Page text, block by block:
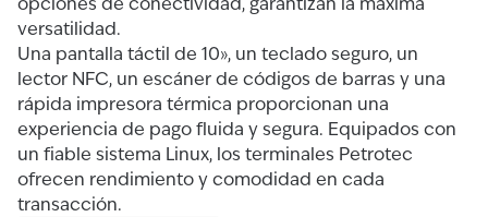
versatilidad.
Una pantalla táctil de 10», un teclado seguro, un
lector NFC, un escáner de códigos de barras y una
rápida impresora térmica proporcionan una
experiencia de pago fluida y segura. Equipados con
un fiable sistema Linux, los terminales Petrotec
ofrecen rendimiento y comodidad en cada
transacción.